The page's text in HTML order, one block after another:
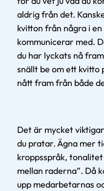
aldrig från det.
kvitton från några i
kommunicerar med.
du har lyckats nå
snällt be om ett kvitto
nått fram från både
Det är mycket
du pratar. Ägna mer
kroppsspråk,
mellan raderna”. Då
upp medarbetarnas